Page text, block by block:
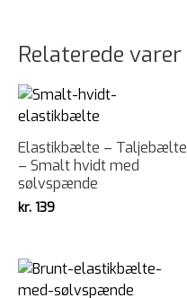
Relaterede varer
Elastikbælte – Taljebælte
– Smalt hvidt med
sølvspænde
kr. 139